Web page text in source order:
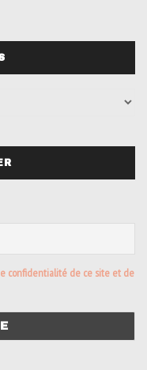
confidentialité de ce site et de